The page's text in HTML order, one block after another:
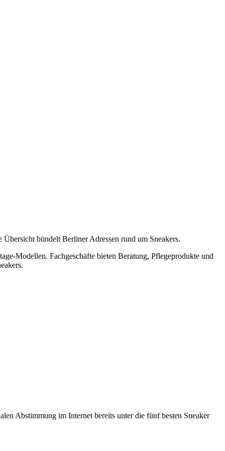
bündelt Berliner Adressen rund um Sneakers.
Modellen. Fachgeschäfte bieten Beratung, Pflegeprodukte und
Abstimmung im Internet bereits unter die fünf besten Sneaker